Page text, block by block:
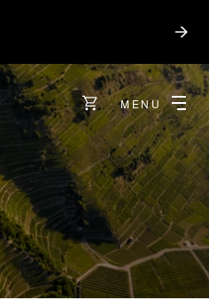
MENU